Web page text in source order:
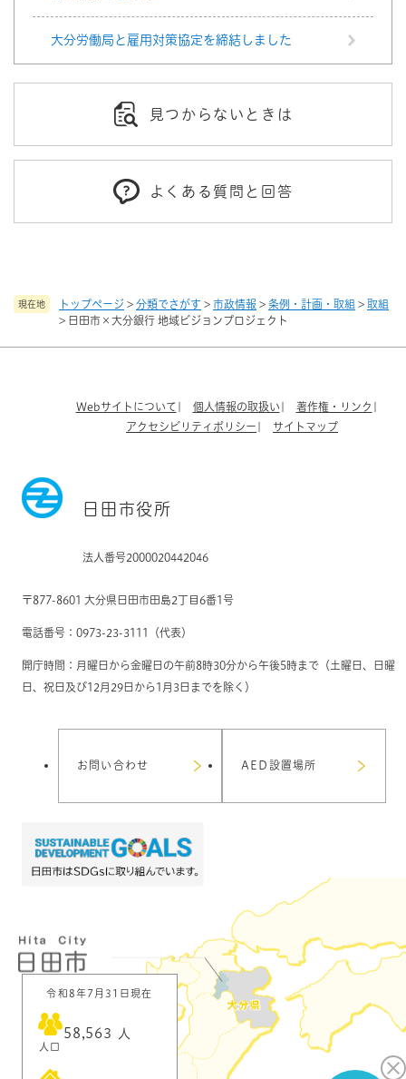
現在地 トップページ > 分類でさがす > 市政情報 > 条例・計画・取組 > 取組
> 日田市×大分銀行 地域ビジョンプロジェクト
大分労働局と雇用対策協定を締結しました
見つからないときは
よくある質問と回答
Webサイトについて 個人情報の取扱い
著作権・リンク
アクセシビリティポリシー
サイトマップ
日田市役所
法人番号2000020442046
〒877-8601 大分県日田市田島2丁目6番1号
電話番号：0973-23-3111（代表）
開庁時間：月曜日から金曜日の午前8時30分から午後5時まで（土曜日、日曜
日、祝日及び12月29日から1月3日までを除く）
お問い合わせ AED設置場所
令和8年7月31日現在
人口
58,563 人